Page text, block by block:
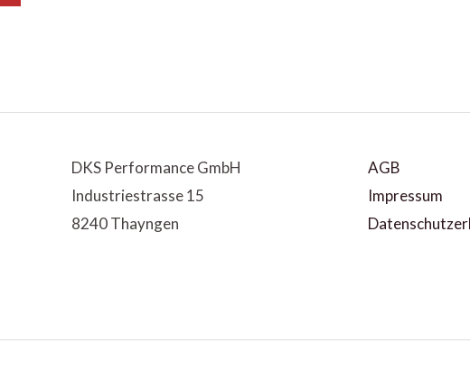
DKS Performance GmbH
Industriestrasse 15
8240 Thayngen
AGB
Impressum